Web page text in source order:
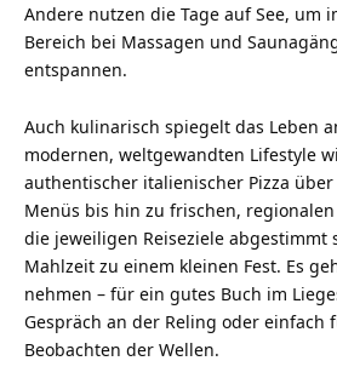
Andere nutzen die Tage auf See, um
Bereich bei Massagen und
entspannen.
Auch kulinarisch spiegelt das Leben
modernen, weltgewandten Lifestyle
authentischer italienischer Pizza
Menüs bis hin zu frischen,
die jeweiligen Reiseziele abgestimmt
Mahlzeit zu einem kleinen Fest. Es
nehmen – für ein gutes Buch im
Gespräch an der Reling oder einfach
Beobachten der Wellen.